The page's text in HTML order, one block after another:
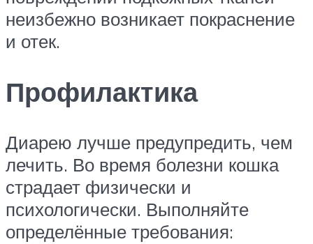
неизбежно возникает покраснение
и отек.
Профилактика
Диарею лучше предупредить, чем
лечить. Во время болезни кошка
страдает физически и
психологически. Выполняйте
определённые требования: